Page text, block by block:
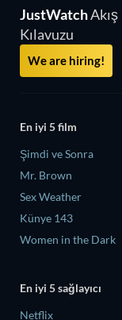
JustWatchAkış
Kılavuzu
We are hiring!
En iyi 5 film
Şimdi ve Sonra
Mr. Brown
Sex Weather
Künye 143
Women in the Dark
En iyi 5 sağlayıcı
Netflix